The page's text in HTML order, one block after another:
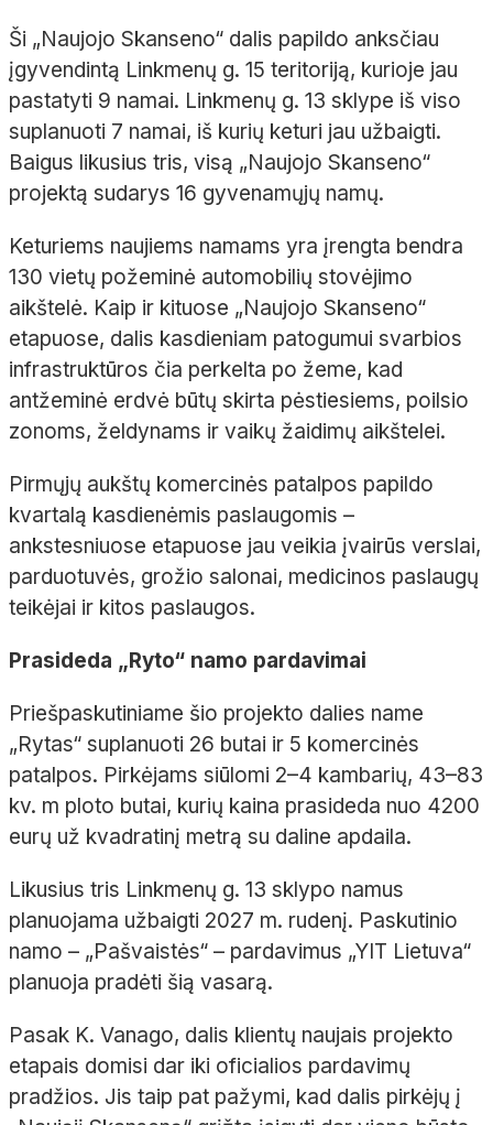
Ši „Naujojo Skanseno“ dalis papildo anksčiau
įgyvendintą Linkmenų g. 15 teritoriją, kurioje jau
pastatyti 9 namai. Linkmenų g. 13 sklype iš viso
suplanuoti 7 namai, iš kurių keturi jau užbaigti.
Baigus likusius tris, visą „Naujojo Skanseno“
projektą sudarys 16 gyvenamųjų namų.
Keturiems naujiems namams yra įrengta bendra
130 vietų požeminė automobilių stovėjimo
aikštelė. Kaip ir kituose „Naujojo Skanseno“
etapuose, dalis kasdieniam patogumui svarbios
infrastruktūros čia perkelta po žeme, kad
antžeminė erdvė būtų skirta pėstiesiems, poilsio
zonoms, želdynams ir vaikų žaidimų aikštelei.
Pirmųjų aukštų komercinės patalpos papildo
kvartalą kasdienėmis paslaugomis –
ankstesniuose etapuose jau veikia įvairūs verslai,
parduotuvės, grožio salonai, medicinos paslaugų
teikėjai ir kitos paslaugos.
Prasideda „Ryto“ namo pardavimai
Priešpaskutiniame šio projekto dalies name
„Rytas“ suplanuoti 26 butai ir 5 komercinės
patalpos. Pirkėjams siūlomi 2–4 kambarių, 43–83
kv. m ploto butai, kurių kaina prasideda nuo 4200
eurų už kvadratinį metrą su daline apdaila.
Likusius tris Linkmenų g. 13 sklypo namus
planuojama užbaigti 2027 m. rudenį. Paskutinio
namo – „Pašvaistės“ – pardavimus „YIT Lietuva“
planuoja pradėti šią vasarą.
Pasak K. Vanago, dalis klientų naujais projekto
etapais domisi dar iki oficialios pardavimų
pradžios. Jis taip pat pažymi, kad dalis pirkėjų į